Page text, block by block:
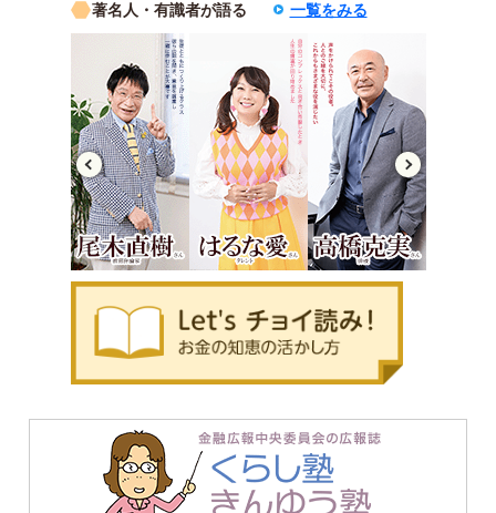
著名人・有識者が語る 一覧をみる